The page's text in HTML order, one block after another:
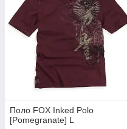
Поло FOX Inked Polo
[Pomegranate] L